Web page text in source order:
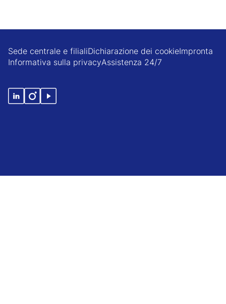
Sede centrale e filialiDichiarazione dei cookieImpronta
Informativa sulla privacyAssistenza 24/7